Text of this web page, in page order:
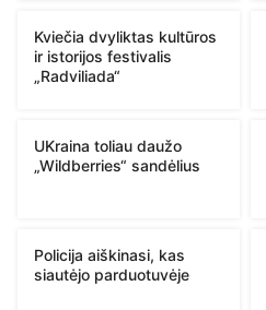
Kviečia dvyliktas kultūros
ir istorijos festivalis
„Radviliada“
UKraina toliau daužo
„Wildberries“ sandėlius
Policija aiškinasi, kas
siautėjo parduotuvėje